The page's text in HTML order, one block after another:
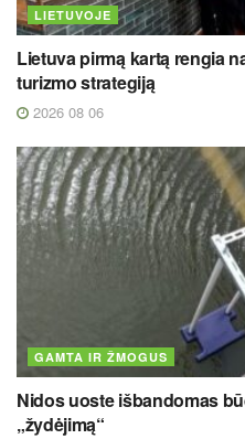
LIETUVOJE
Lietuva pirmą kartą rengia
turizmo strategiją
2026 08 06
GAMTA IR ŽMOGUS
Nidos uoste išbandomas
„žydėjimą“